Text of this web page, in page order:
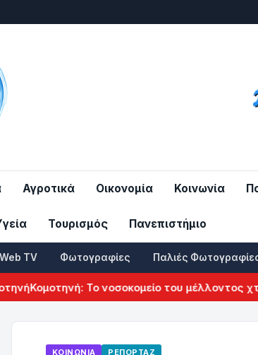
Αγροτικά Οικονομία Κοινωνία
Τουρισμός Πανεπιστήμιο
Web TV Φωτογραφίες Παλιές
Κομοτηνή: Το νοσοκομείο του μέλλοντος
ΚΟΙΝΩΝΊΑ ΡΕΠΟΡΤΆΖ